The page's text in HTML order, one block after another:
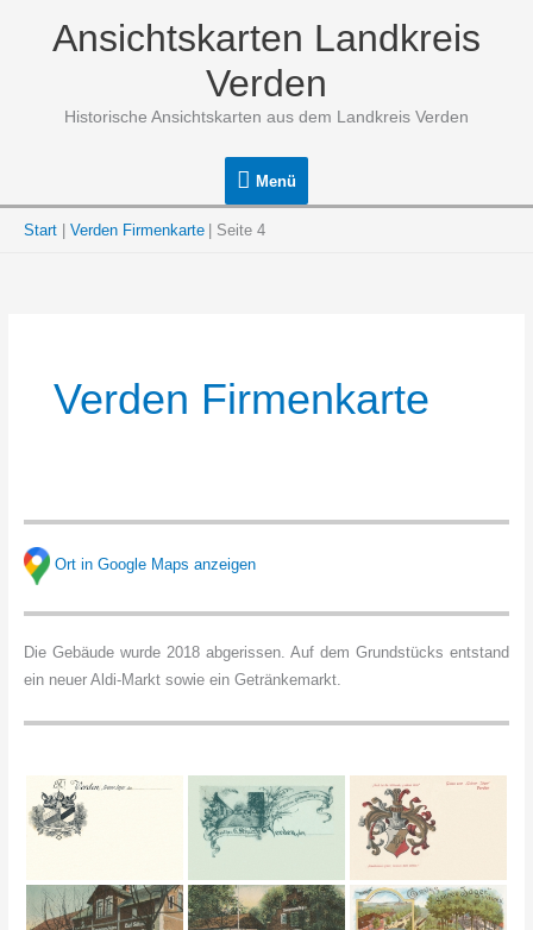
Ansichtskarten Landkreis
Verden
Historische Ansichtskarten aus dem Landkreis Verden
Menü
Menü
Start Verden Firmenkarte Seite 4
Verden Firmenkarte
Ort in Google Maps anzeigen
Die Gebäude wurde 2018 abgerissen. Auf dem Grundstücks entstand
ein neuer Aldi-Markt sowie ein Getränkemarkt.